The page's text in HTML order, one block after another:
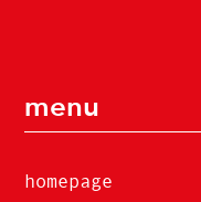
menu
homepage